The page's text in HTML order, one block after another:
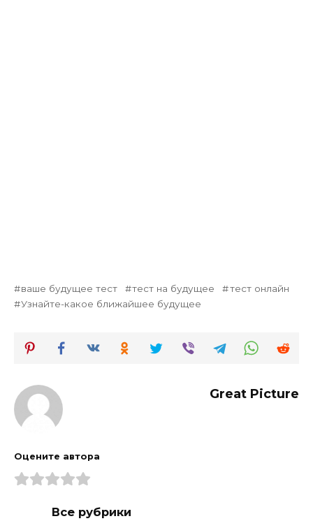
ваше будущее тест тест на будущее
тест онлайн
Узнайте-какое ближайшее будущее
Great Picture
Оцените автора
Все рубрики